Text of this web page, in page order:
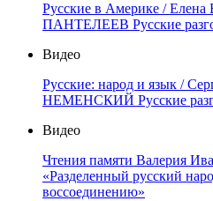
Русские в Америке /
ПАНТЕЛЕЕВ Русские
Видео
Русские: народ и язык /
НЕМЕНСКИЙ Русские
Видео
Чтения памяти Валерия
«Разделенный русский
воссоединению»